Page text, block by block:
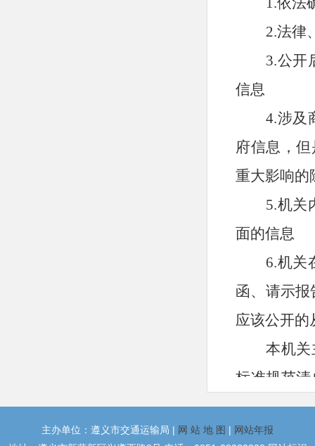
2.法律
3.公开
信息
4.涉及
府信息，
重大影响的
5.机关
面的信息
6.机关
函、请示
应该公开的
本机关
标准规范
开制度专栏
（二）
主办单位：遵义市交通运输局 | 网 站 地 图 | 网站年报